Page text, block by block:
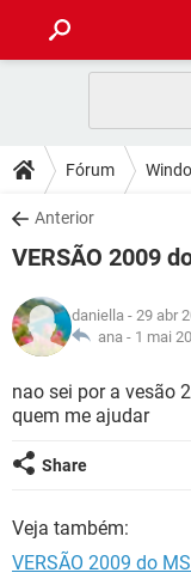
CELULAR
OUTLOOK
INSTAGRAM
GUIA DE COMPRAS
DICAS
JOGOS
INSTAGRAM
GUIA DE COMPRAS
DOWNLOADS
JOGOS
CELULAR
OUTLOOK
INSTAGRAM
GUIA DE COMPRAS
JOGOS
CELULAR
OUTLOOK
GLOSSÁRIO
CELULAR
OUTLOOK
GUIA DE COMPRAS
Fórum
Anterior
VERSÃO 2009
daniella - 29 abr
ana - 1 mai
nao sei por a vesão
quem me ajudar
Share
Veja também:
VERSÃO 2009 do